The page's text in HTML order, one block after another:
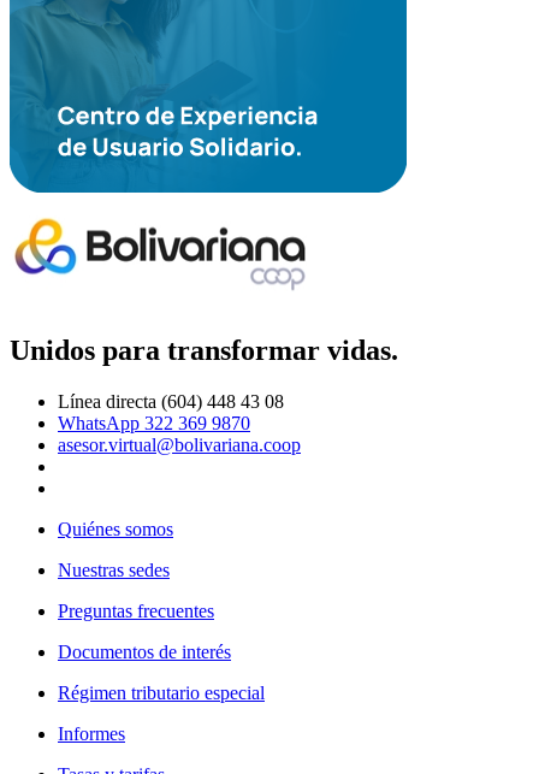
Unidos para transformar vidas.
Línea directa (604) 448 43 08
WhatsApp 322 369 9870
asesor.virtual@bolivariana.coop
Quiénes somos
Nuestras sedes
Preguntas frecuentes
Documentos de interés
Régimen tributario especial
Informes